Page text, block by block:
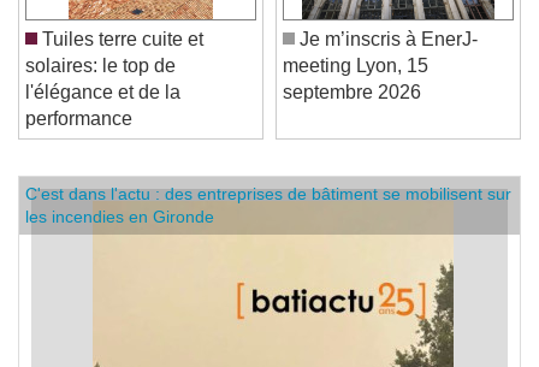
Tuiles terre cuite et
solaires: le top de
l'élégance et de la
performance
Je m’inscris à EnerJ-
meeting Lyon, 15
C'est dans l'actu : des entreprises de bâtiment se mobilisent sur
les incendies en Gironde